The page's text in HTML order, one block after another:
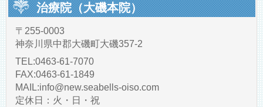
治療院（大磯本院）
〒255-0003
神奈川県中郡大磯町大磯357-2
TEL:0463-61-7070
FAX:0463-61-1849
MAIL:info@new.seabells-oiso.com
定休日：火・日・祝